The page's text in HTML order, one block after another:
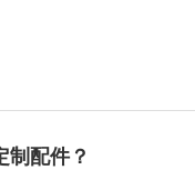
制配件？